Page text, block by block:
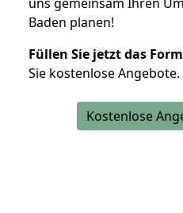
Baden planen!
Füllen Sie jetzt das
Sie kostenlose Angebote.
Kostenlose